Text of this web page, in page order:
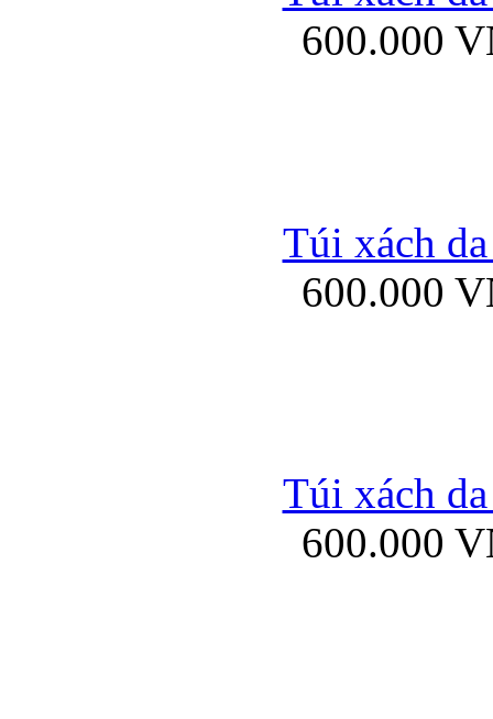
Bao da iPhone 5
600.000
Túi xách
600.000
Túi xách
600.000